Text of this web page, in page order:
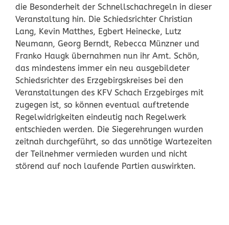
die Besonderheit der Schnellschachregeln in dieser
Veranstaltung hin. Die Schiedsrichter Christian
Lang, Kevin Matthes, Egbert Heinecke, Lutz
Neumann, Georg Berndt, Rebecca Münzner und
Franko Haugk übernahmen nun ihr Amt. Schön,
das mindestens immer ein neu ausgebildeter
Schiedsrichter des Erzgebirgskreises bei den
Veranstaltungen des KFV Schach Erzgebirges mit
zugegen ist, so können eventual auftretende
Regelwidrigkeiten eindeutig nach Regelwerk
entschieden werden. Die Siegerehrungen wurden
zeitnah durchgeführt, so das unnötige Wartezeiten
der Teilnehmer vermieden wurden und nicht
störend auf noch laufende Partien auswirkten.